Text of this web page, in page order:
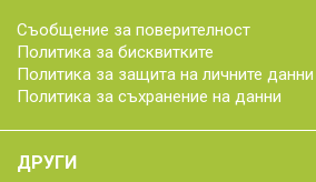
Съобщение за поверителност
Политика за бисквитките
Политика за защита на личните данни
Политика за съхранение на данни
ДРУГИ